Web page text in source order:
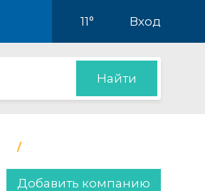
11° Вход
Найти
Добавить компанию